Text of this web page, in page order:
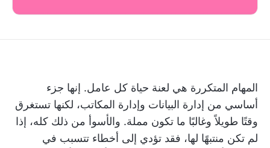
المهام المتكررة هي لعنة حياة كل عامل. إنها جزء
أساسي من إدارة البيانات وإدارة المكاتب، لكنها تستغرق
وقتًا طويلاً وغالبًا ما تكون مملة. والأسوأ من ذلك كله، إذا
لم تكن منتبهًا لها، فقد تؤدي إلى أخطاء تتسبب في